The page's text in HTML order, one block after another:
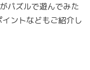
パズルで遊んでみた
ントなどもご紹介し